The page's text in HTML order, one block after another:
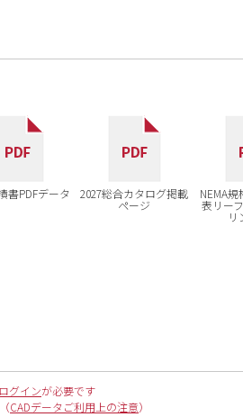
書PDFデータ 2027総合カタログ掲載
ページ
NEMA
表リー
リ
ログインが必要です
CADデータご利用上の注意）